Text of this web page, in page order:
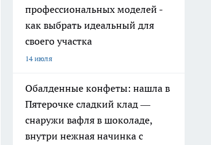
профессиональных моделей -
как выбрать идеальный для
своего участка
14 июля
Обалденные конфеты: нашла в
Пятерочке сладкий клад —
снаружи вафля в шоколаде,
внутри нежная начинка с